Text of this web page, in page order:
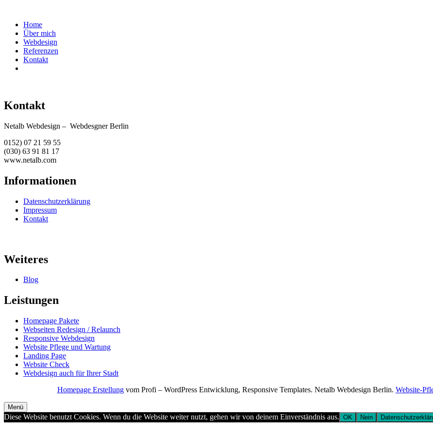
Home
Über mich
Webdesign
Referenzen
Kontakt
Kontakt
Netalb Webdesign – Webdesgner Berlin
0152) 07 21 59 55
(030) 63 91 81 17
www.netalb.com
Informationen
Datenschutzerklärung
Impressum
Kontakt
Weiteres
Blog
Leistungen
Homepage Pakete
Webseiten Redesign / Relaunch
Responsive Webdesign
Website Pflege und Wartung
Landing Page
Website Check
Webdesign auch für Ihrer Stadt
Homepage Erstellungvom Profi – WordPress Entwicklung, Responsive Templates. Netalb Webdesign Berlin. Website-
Menü
Diese Website benutzt Cookies. Wenn du die Website weiter nutzt, gehen wir von deinem Einverständnis aus. OK Nein